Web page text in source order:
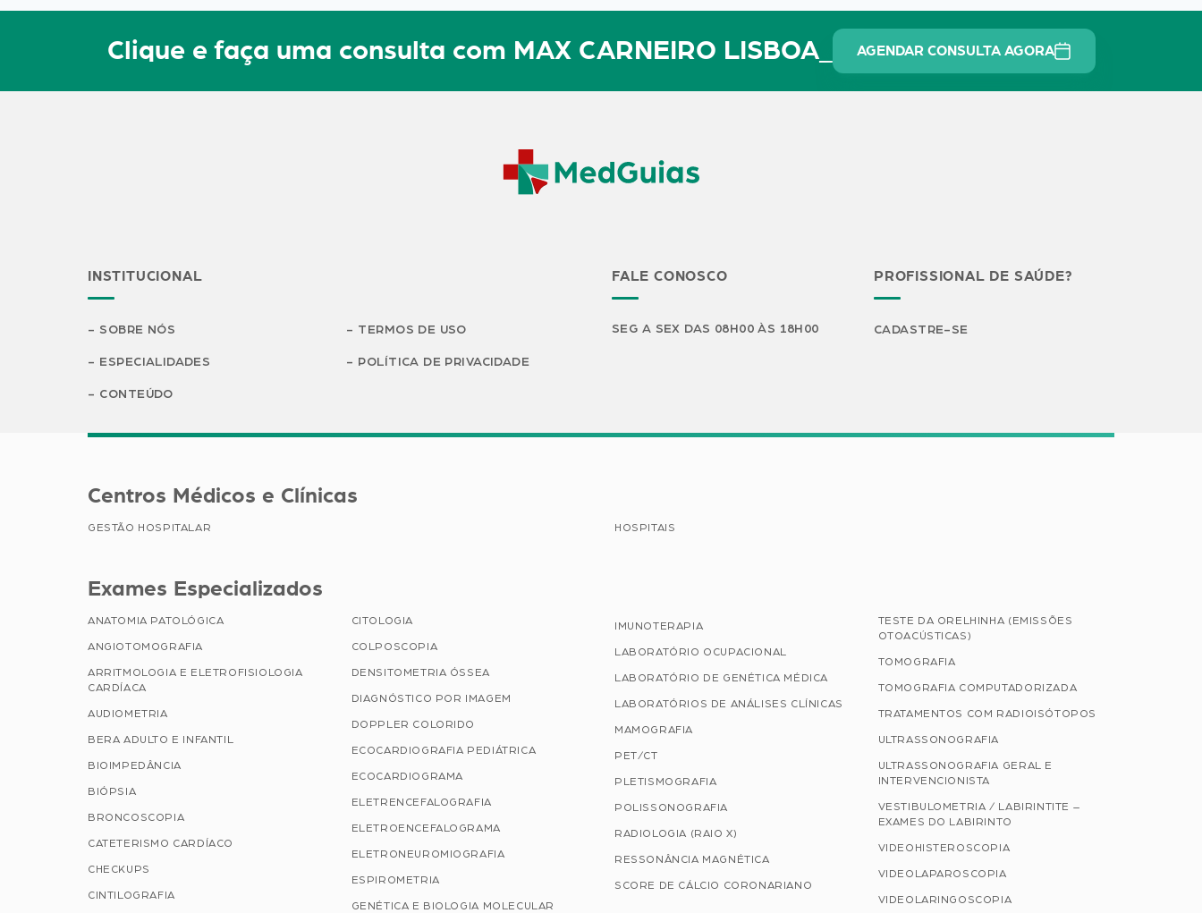
Clique e faça uma consulta com MAX CARNEIRO LISBOA_ AGENDAR CONSULTA AGORA
INSTITUCIONAL
SOBRE NÓS
ESPECIALIDADES
CONTEÚDO
TERMOS DE USO
POLÍTICA DE PRIVACIDADE
FALE CONOSCO
SEG A SEX DAS 08H00 ÀS 18H00
PROFISSIONAL DE SAÚDE?
CADASTRE-SE
Centros Médicos e Clínicas
GESTÃO HOSPITALAR HOSPITAIS
Exames Especializados
ANATOMIA PATOLÓGICA
ANGIOTOMOGRAFIA
ARRITMOLOGIA E ELETROFISIOLOGIA
CARDÍACA
AUDIOMETRIA
BERA ADULTO E INFANTIL
BIOIMPEDÂNCIA
BIÓPSIA
BRONCOSCOPIA
CATETERISMO CARDÍACO
CHECKUPS
CINTILOGRAFIA
CITOLOGIA
COLPOSCOPIA
DENSITOMETRIA ÓSSEA
DIAGNÓSTICO POR IMAGEM
DOPPLER COLORIDO
ECOCARDIOGRAFIA PEDIÁTRICA
ECOCARDIOGRAMA
ELETRENCEFALOGRAFIA
ELETROENCEFALOGRAMA
ELETRONEUROMIOGRAFIA
ESPIROMETRIA
GENÉTICA E BIOLOGIA MOLECULAR
IMUNOTERAPIA
LABORATÓRIO OCUPACIONAL
LABORATÓRIO DE GENÉTICA MÉDICA
LABORATÓRIOS DE ANÁLISES CLÍNICAS
MAMOGRAFIA
PET/CT
PLETISMOGRAFIA
POLISSONOGRAFIA
RADIOLOGIA (RAIO X)
RESSONÂNCIA MAGNÉTICA
SCORE DE CÁLCIO CORONARIANO
TESTE DA ORELHINHA (EMISSÕES
OTOACÚSTICAS)
TOMOGRAFIA
TOMOGRAFIA COMPUTADORIZADA
TRATAMENTOS COM RADIOISÓTOPOS
ULTRASSONOGRAFIA
ULTRASSONOGRAFIA GERAL E
INTERVENCIONISTA
VESTIBULOMETRIA / LABIRINTITE –
EXAMES DO LABIRINTO
VIDEOHISTEROSCOPIA
VIDEOLAPAROSCOPIA
VIDEOLARINGOSCOPIA